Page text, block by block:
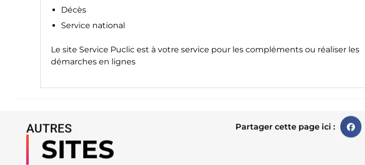
Décès
Service national
Le site Service Puclic est à votre service pour les compléments ou réaliser les
démarches en lignes
Partager cette page ici :
AUTRES
SITES